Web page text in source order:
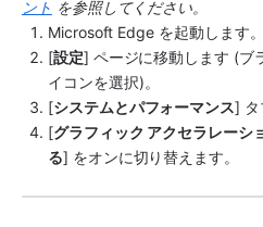
ント を参照してください。
Microsoft Edge を起動します。
[設定] ページに移動します (ブ
イコンを選択)。
[システムとパフォーマンス] タ
[グラフィック アクセラレーシ
る] をオンに切り替えます。